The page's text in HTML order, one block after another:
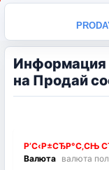
Информация
на Продай
Р’С‹Р±СЂР°С‚СЊ
Валюта валюта